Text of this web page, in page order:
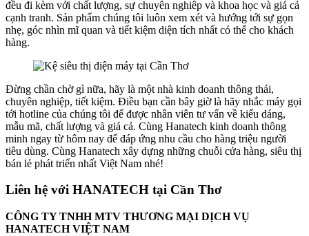
đều đi kèm với chất lượng, sự chuyên nghiêp và khoa học và giá cả
cạnh tranh. Sản phẩm chúng tôi luôn xem xét và hướng tới sự gọn
nhẹ, góc nhìn mĩ quan và tiết kiệm diện tích nhất có thể cho khách
hàng.
Đừng chần chờ gì nữa, hãy là một nhà kinh doanh thông thái,
chuyên nghiệp, tiết kiệm. Điều bạn cần bây giờ là hãy nhắc máy gọi
tới hotline của chúng tôi để được nhân viên tư vấn về kiểu dáng,
mẫu mã, chất lượng và giá cả. Cùng Hanatech kinh doanh thông
minh ngay từ hôm nay để đáp ứng nhu cầu cho hàng triệu người
tiêu dùng. Cùng Hanatech xây dựng những chuỗi cửa hàng, siêu thị
bán lẻ phát triển nhất Việt Nam nhé!
Liên hệ với HANATECH tại Cần Thơ
CÔNG TY TNHH MTV THƯƠNG MẠI DỊCH VỤ
HANATECH VIỆT NAM